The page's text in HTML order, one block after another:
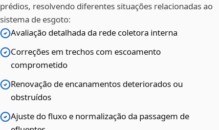
prédios, resolvendo diferentes situações relacionadas ao
sistema de esgoto:
Avaliação detalhada da rede coletora interna
Correções em trechos com escoamento
comprometido
Renovação de encanamentos deteriorados ou
obstruídos
Ajuste do fluxo e normalização da passagem de